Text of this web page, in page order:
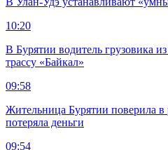
10:20
В Бурятии водитель грузовика
трассу «Байкал»
09:58
Жительница Бурятии поверила
потеряла деньги
09:54